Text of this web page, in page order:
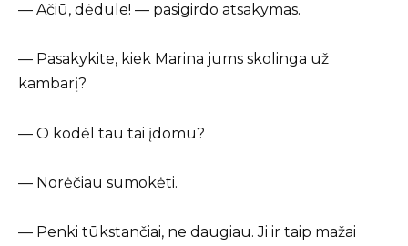
— Ačiū, dėdule! — pasigirdo atsakymas.
— Pasakykite, kiek Marina jums skolinga už
kambarį?
— O kodėl tau tai įdomu?
— Norėčiau sumokėti.
— Penki tūkstančiai, ne daugiau. Ji ir taip mažai